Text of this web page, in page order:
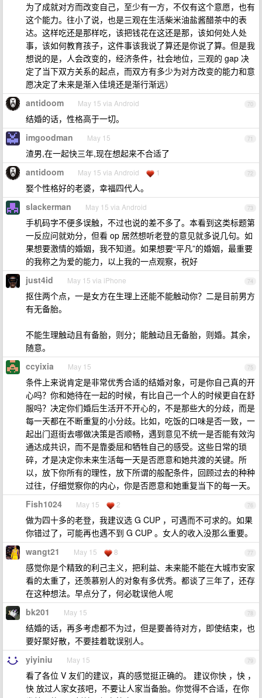
为了成就对方而改变自己，至少有一方，不仅有这个意愿，也有
这个能力。往小了说，也是三观在生活柴米油盐酱醋茶中的表
达。这样吃还是那样吃，该把钱花在这还是那，该如何处人处
事，该如何教育孩子，这件事该我说了算还是你说了算。但是我
想说的是，人会改变的，经济条件，社会地位，三观的 gap 决
定了当下双方关系的起点，而双方有多少为对方改变的能力和意
愿决定了未来是渐入佳境还是渐行渐远）
70
antidoom May 15 via Android
结婚的话，性格高于一切。
71
imgoodman May 15
渣男,在一起快三年,现在想起来不合适了
72
antidoom May 15 via Android 1
娶个性格好的老婆，幸福四代人。
73
slackerman May 15 via Android
手机码字不便多误触，不过也说的差不多了。本看到这类标题第
一反应问就劝分，但看 op 居然想听老登的意见就多说几句。如
果想要激情的婚姻，我不知道。如果想要“平凡”的婚姻，最重要
的我称之为爱的能力，以上我的一点观察，祝好
74
just4id May 15 via iPhone
抠住两个点，一是女方在生理上还能不能触动你？二是目前男方
有无备胎。
不能生理触动且有备胎，则分；能触动且无备胎，则婚。其余，
随意。
75
ccyixia May 15
条件上来说肯定是非常优秀合适的结婚对象，可是你自己真的开
心吗？你和她待在一起的时候，有比自己一个人的时候更自在舒
服吗？决定你们婚后生活开不开心的，不是那些大的分歧，而是
每一天都在不断重复的小分歧。比如，吃饭的口味是否一致，一
起出门逛街去哪做决策是否顺畅，遇到意见不统一是否能有效沟
通达成共识，而不是靠委屈和牺牲自己的感受。这些日常的琐
碎，才是决定你未来生活每一天是否愿意和她共渡的关键。所
以，放下你所有的理性，放下所谓的般配条件，回顾过去的种种
过往，仔细觉察你的内心，你是否愿意和她重复当下的每一天。
76
Fish1024 May 15 2
做为四十多的老登，我建议选 G CUP ，可遇而不可求的。如果
你错过了，可能再也遇不到 G CUP 。女人的收入没那么重要。
77
wangt21 May 15 8
感觉你是个精致的利己主义，把利益、未来能不能在大城市安家
看的太重了，还羡慕别人的对象有多优秀。都谈了三年了，还存
在这种想法。早点分了，何必耽误他人呢
78
bk201 May 15
结婚的话，再多考虑都不为过，但是要善待对方，即使结束，也
要好聚好散，不要挂着耽误别人。
79
yiyiniu May 15
看了各位 V 友们的建议，真的感觉挺正确的。 建议你快 ，快 ，
快 放过人家女孩吧，不要让人家当备胎。你觉得不合适，在你